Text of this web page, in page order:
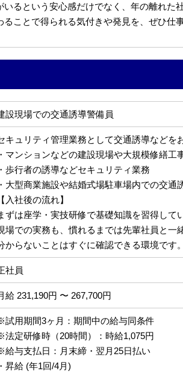
いるという安心感だけでなく、年の離れた
ことで得られる気付きや発見を、ぜひ仕
設現場での交通誘導警備員
キュリティ管理業務として交通誘導などを
・マンションなどの建設現場や大規模修繕工
・歩行者の誘導などセキュリティ業務
・大型商業施設や結婚式場駐車場内での交
【入社後の流れ】
ずは座学・実技研修で基礎知識を習得して
場での実務も、慣れるまでは先輩社員と一
からないことはすぐに確認できる環境です。
社員
給 231,190円 〜 267,700円
試用期間3ヶ月：期間中の給与同条件
法定研修時（20時間）：時給1,075円
給与支払日：月末締・翌月25日払い
・昇給 (年1回/4月)